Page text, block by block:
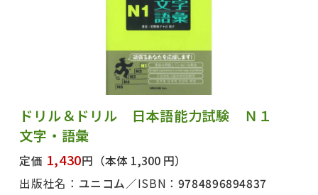
ドリル＆ドリル 日本語能力試験 Ｎ１
文字・語彙
定価 1,430円 （本体 1,300 円）
出版社名： ユニコム ISBN： 9784896894837